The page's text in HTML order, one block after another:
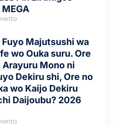
Majutsushi wa
wo Ouka suru. Ore
Arayuru Mono ni
Dekiru shi, Ore no
wo Kaijo Dekiru
Daijoubu? 2026